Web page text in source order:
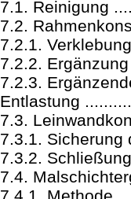
7.1. Reinigung
7.2.
7.2.1.
7.2.2.
7.2.3.
Entlastung
7.3.
7.3.1. Sicherung
7.3.2.
7.4.
7.4.1. Methode